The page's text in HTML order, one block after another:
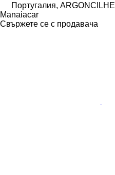
Португалия, ARGONCILHE
Manaiacar
Свържете се с продавача